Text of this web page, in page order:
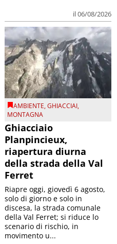
il 06/08/2026
AMBIENTE,GHIACCIAI,
MONTAGNA
Ghiacciaio
Planpincieux,
riapertura diurna
della strada della Val
Ferret
Riapre oggi, giovedì 6 agosto,
solo di giorno e solo in
discesa, la strada comunale
della Val Ferret; si riduce lo
scenario di rischio, in
movimento u...